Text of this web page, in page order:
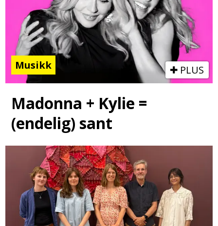
Musikk PLUS
Madonna + Kylie =
(endelig) sant